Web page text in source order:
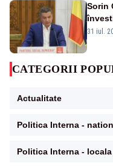
Sorin
sunt
31 iul.
CATEGORII
Actualitate
Politica Interna -
Politica Interna - locala